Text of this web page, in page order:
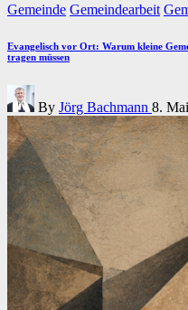
Posted
Gemeinde Gemeindearbeit
Evangelisch vor Ort: Warum kleine
tragen müssen
Posted
by
By Jörg Bachmann 8.